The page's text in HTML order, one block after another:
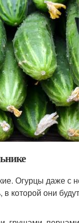
Огурцы даже с
которой они